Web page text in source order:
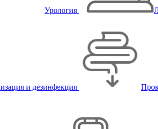
Урология
и дезинфекция